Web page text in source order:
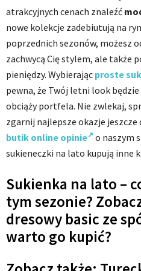
atrakcyjnych cenach znaleźć
nowe kolekcje zadebiutują na
poprzednich sezonów, możesz
zachwycą Cię stylem, ale także
pieniędzy. Wybierając proste
pewna, że Twój letni look
obciąży portfela. Nie zwlekaj,
zgarnij najlepsze okazje jeszcze
butik online opinie
o naszym
sukieneczki na lato kupują inne
Sukienka na lato –
tym sezonie?
dresowy basic ze
warto go kupić?